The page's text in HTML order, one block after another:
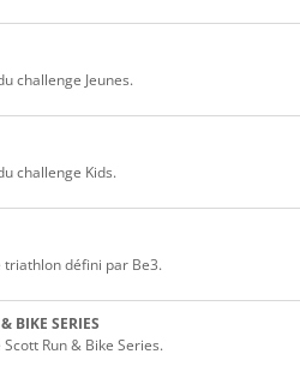
challenge Jeunes.
challenge Kids.
défini par Be3.
BIKE SERIES
Run & Bike Series.